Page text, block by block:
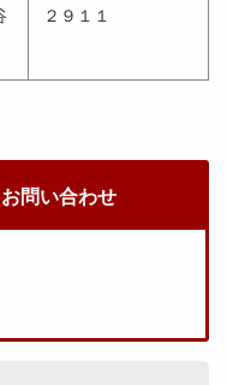
２９１１
問い合わせ